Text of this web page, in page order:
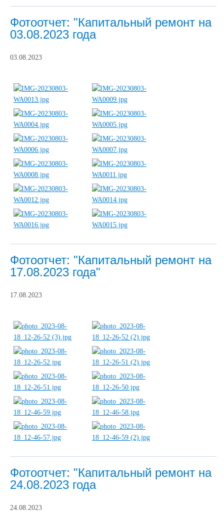
Фотоотчет: "Капитальный ремонт на
03.08.2023 года
03.08.2023
Фотоотчет: "Капитальный ремонт на
17.08.2023 года"
17.08.2023
Фотоотчет: "Капитальный ремонт на
24.08.2023 года
24.08.2023